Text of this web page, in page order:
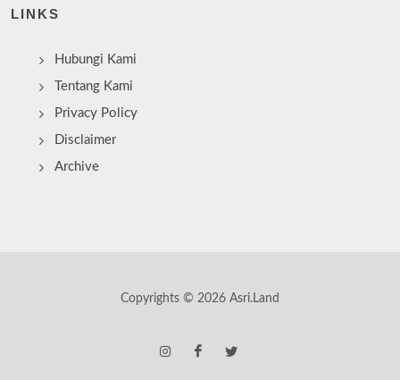
LINKS
Hubungi Kami
Tentang Kami
Privacy Policy
Disclaimer
Archive
Copyrights © 2026 Asri.Land